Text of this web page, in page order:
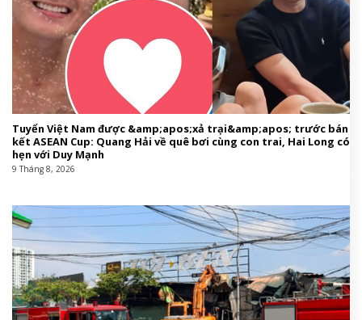
Tuyển Việt Nam được &amp;apos;xả trại&amp;apos; trước bán
kết ASEAN Cup: Quang Hải về quê bơi cùng con trai, Hai Long có
hẹn với Duy Mạnh
9 Tháng 8, 2026